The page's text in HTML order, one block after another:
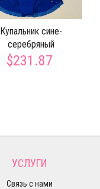
Купальник сине-
серебряный
$231.87
УСЛУГИ
Связь с нами